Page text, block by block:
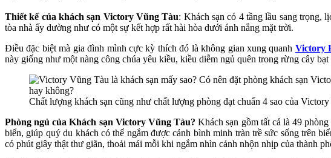
Thiết kế của khách sạn Victory Vũng Tàu: Khách sạn có 4 tầng lầu sang trọng,
tòa nhà ấy dường như có một sự kết hợp rất hài hòa dưới ánh nắng mặt trời.
Điều đặc biệt mà gia đình mình cực kỳ thích đó là không gian xung quanh Victory
này giống như một nàng công chúa yêu kiều, kiều diễm ngủ quên trong rừng cây
Chất lượng khách sạn cũng như chất lượng phòng đạt chuẩn 4 sao của
Phòng ngủ của Khách sạn Victory Vũng Tàu? Khách sạn gồm tất cả là 49
biển, giúp quý du khách có thể ngắm được cảnh bình minh tràn trề sức sống trên
có phút giây thật thư giãn, thoải mái mỗi khi ngắm nhìn cảnh nhộn nhịp của thành